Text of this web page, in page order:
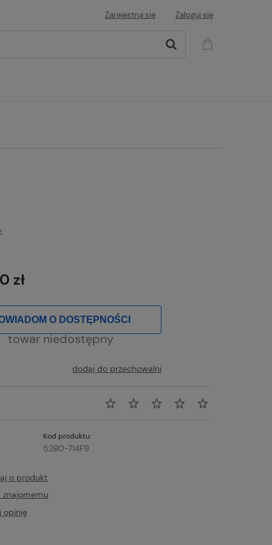
Zarejestruj się Zaloguj się
zł
O DOSTĘPNOŚCI
towar niedostępny
dodaj do przechowalni
Kod produktu:
52B0-714F9
o produkt
znajomemu
opinię